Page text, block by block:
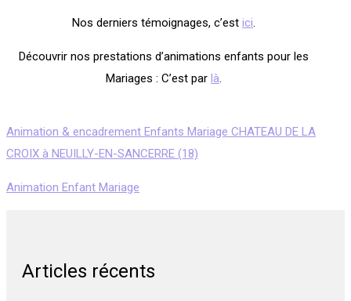
Nos derniers témoignages, c’est ici.
Découvrir nos prestations d’animations enfants pour les
Mariages : C’est par là.
Animation & encadrement Enfants Mariage CHATEAU DE LA
CROIX à NEUILLY-EN-SANCERRE (18)
Animation Enfant Mariage
Articles récents